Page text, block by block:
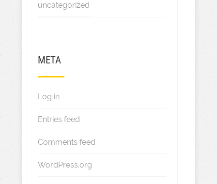
uncategorized
META
Log in
Entries feed
Comments feed
WordPress.org